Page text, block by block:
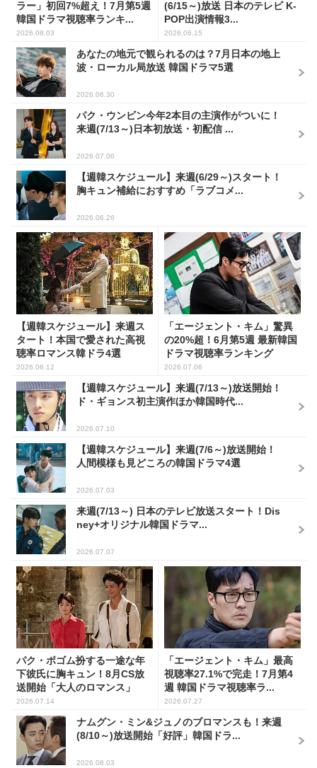
ラー」初回7%超え！7月第5週
韓国ドラマ視聴率ランキ...
2026.08.03
(6/15～)放送 日本のテレビ K-
POP出演情報3...
2026.06.15
あなたの地元で観られるのは？7月日本の地上
波・ローカル局放送 韓国ドラマ5選
2026.06.30
パク・ウンビン今年2本目の主演作がついに！
来週(7/13～)日本初放送・初配信 ...
2026.07.06
【週韓スケジュール】来週(6/29～)スタート！
胸キュン補給におすすめ「ラブコメ...
2026.06.26
【週韓スケジュール】来週ス
タート！本国で愛された高視
聴率ロマンス韓ドラ4選
2026.06.12
「エージェント・キム」驚異
の20%超！6月第5週 最新韓国
ドラマ視聴率ランキング
2026.07.06
【週韓スケジュール】来週(7/13～)放送開始！
ド・ギョンス初主演作ほか韓国時代...
2026.07.10
【週韓スケジュール】来週(7/6～)放送開始！
人間模様も見どころの韓国ドラマ4選
2026.07.03
来週(7/13～) 日本のテレビ放送スタート！Dis
ney+オリジナル韓国ドラマ...
2026.07.07
パク・ボゴム扮する一途な年
下彼氏に胸キュン！8月CS放
送開始「大人のロマンス」
韓...
2026.07.14
「エージェント・キム」最高
視聴率27.1%で完走！7月第4
週 韓国ドラマ視聴率ラ...
2026.07.27
ナムグン・ミン&ジュノのブロマンスも！来週
(8/10～)放送開始「好評」韓国ドラ...
2026.08.03